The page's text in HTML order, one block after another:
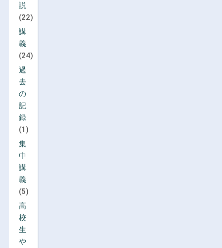
説
(22)
講
義
(24)
過
去
の
記
録
(1)
集
中
講
義
(5)
高
校
生
や